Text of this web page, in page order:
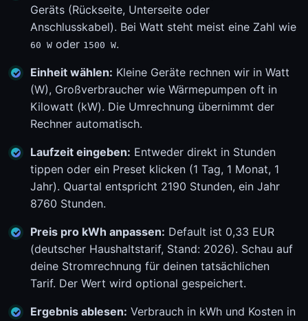
Geräts (Rückseite, Unterseite oder
Anschlusskabel). Bei Watt steht meist eine Zahl wie
60 W oder 1500 W.
Einheit wählen: Kleine Geräte rechnen wir in Watt
(W), Großverbraucher wie Wärmepumpen oft in
Kilowatt (kW). Die Umrechnung übernimmt der
Rechner automatisch.
Laufzeit eingeben: Entweder direkt in Stunden
tippen oder ein Preset klicken (1 Tag, 1 Monat, 1
Jahr). Quartal entspricht 2190 Stunden, ein Jahr
8760 Stunden.
Preis pro kWh anpassen: Default ist 0,33 EUR
(deutscher Haushaltstarif, Stand: 2026). Schau auf
deine Stromrechnung für deinen tatsächlichen
Tarif. Der Wert wird optional gespeichert.
Ergebnis ablesen: Verbrauch in kWh und Kosten in